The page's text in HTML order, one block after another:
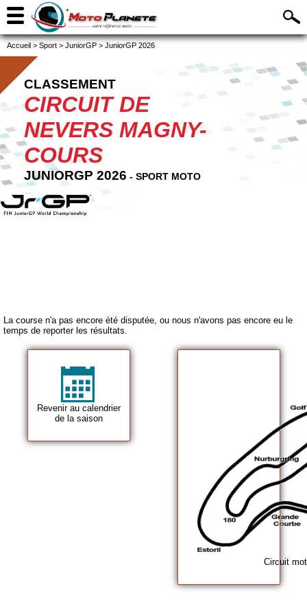
Accueil > Sport > JuniorGP > JuniorGP 2026
CLASSEMENT
CIRCUIT DE
NEVERS MAGNY-
COURS
JUNIORGP 2026 - SPORT MOTO
La course n'a pas encore été disputée, ou nous n'avons pas encore eu le
temps de reporter les résultats.
Revenir au calendrier
de la saison
Circuit